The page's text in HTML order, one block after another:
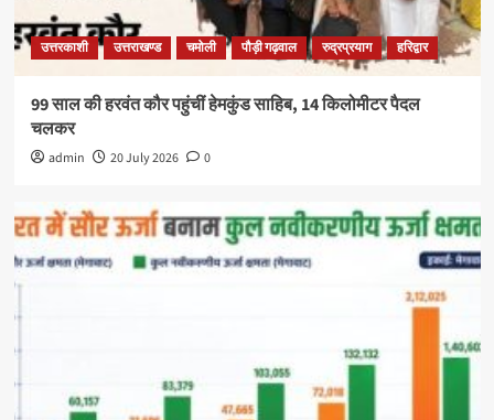
उत्तरकाशी उत्तराखण्ड चमोली पौड़ी गढ़वाल रुद्रप्रयाग हरिद्वार
99 साल की हरवंत कौर पहुंचीं हेमकुंड साहिब, 14 किलोमीटर पैदल
चलकर
admin 20 July 2026 0